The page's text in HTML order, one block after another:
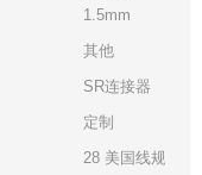
1.5mm
其他
SR连接器
定制
28 美国线规